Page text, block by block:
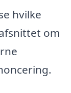
hvilke
om